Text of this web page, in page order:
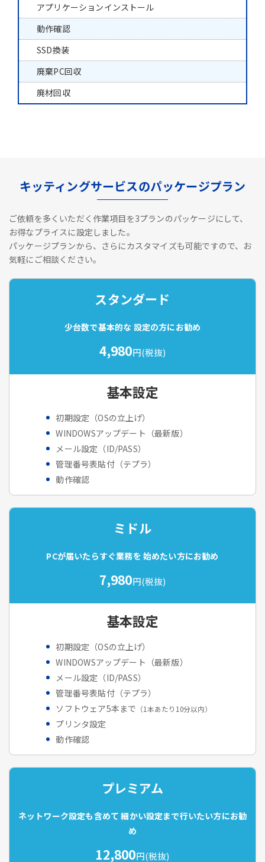
アプリケーションインストール
動作確認
SSD換装
廃棄PC回収
廃材回収
キッティングサービスのパッケージプラン
ご依頼を多くいただく作業項目を3プランのパッケージにして、
お得なプライスに設定しました。
パッケージプランから、さらにカスタマイズも可能ですので、お
気軽にご相談ください。
スタンダード
少台数で基本的な 設定の方にお勧め
4,980円(税抜)
基本設定
初期設定（OSの立上げ）
WINDOWSアップデート（最新版）
メール設定（ID/PASS）
管理番号表貼付（テプラ）
動作確認
ミドル
PCが届いたらすぐ業務を 始めたい方にお勧め
7,980円(税抜)
基本設定
初期設定（OSの立上げ）
WINDOWSアップデート（最新版）
メール設定（ID/PASS）
管理番号表貼付（テプラ）
ソフトウェア5本まで （1本あたり10分以内）
プリンタ設定
動作確認
プレミアム
ネットワーク設定も含めて 細かい設定まで行いたい方にお勧
め
12,800円(税抜)